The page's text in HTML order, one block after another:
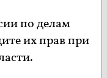
по делам
их прав при